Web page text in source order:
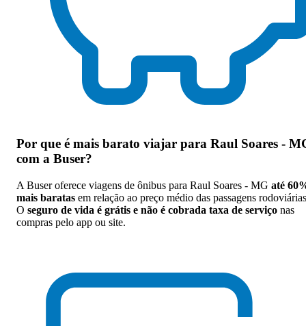
Por que é mais barato viajar para Raul Soares -
com a Buser?
A Buser oferece viagens de ônibus para Raul Soares - MG até
mais baratas em relação ao preço médio das passagens
O seguro de vida é grátis e não é cobrada taxa de serviço nas
compras pelo app ou site.